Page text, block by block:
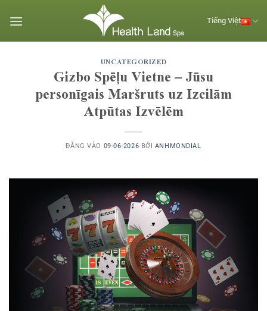
qua
Tiếng Việt
UNCATEGORIZED
Gizbo Spēļu Vietne – Jūsu
personīgais Maršruts uz Izcilām
Atpūtas Izvēlēm
ĐĂNG VÀO 09-06-2026 BỞI ANHMONDIAL